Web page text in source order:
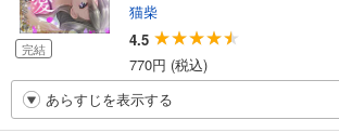
完結
猫柴
4.5
770円 (税込)
あらすじを表示する